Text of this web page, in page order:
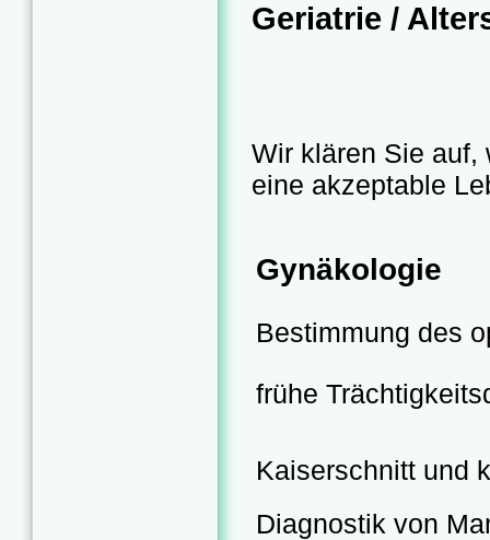
Geriatrie /
Wir klären Sie auf,
eine akzeptable
Gynäkologie
Bestimmung des
frühe
Kaiserschnitt und
Diagnostik von